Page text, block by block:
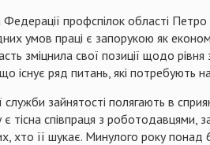
Федерації профспілок області
умов праці є запорукою як
зміцнила свої позиції щодо рівня
існує ряд питань, які потребують
служби зайнятості полягають в
є тісна співпраця з
хто її шукає. Минулого року